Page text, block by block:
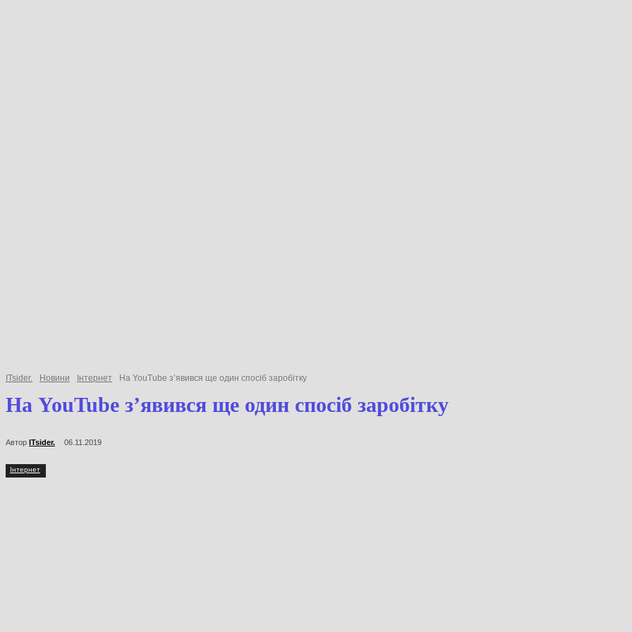
ITsider. Новини Інтернет На YouTube з’явився ще один спосіб заробітку
На YouTube з’явився ще один спосіб заробітку
Автор ITsider. 06.11.2019
Інтернет